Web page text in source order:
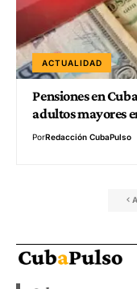
ACTUALIDAD
Pensiones en
adultos mayores
PorRedacción CubaPulso